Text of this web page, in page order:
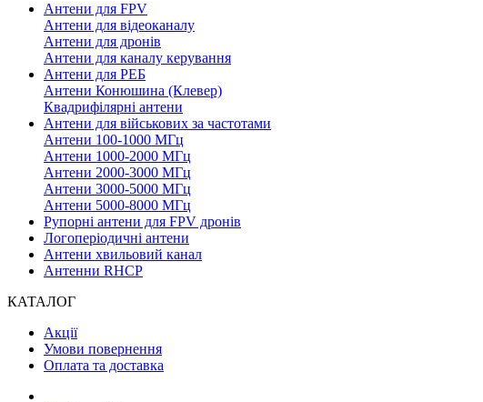
Антени для FPV
Антени для відеоканалу
Антени для дронів
Антени для каналу керування
Антени для РЕБ
Антени Конюшина (Клевер)
Квадрифілярні антени
Антени для військових за частотами
Антени 100-1000 МГц
Антени 1000-2000 МГц
Антени 2000-3000 МГц
Антени 3000-5000 МГц
Антени 5000-8000 МГц
Рупорні антени для FPV дронів
Логоперіодичні антени
Антени хвильовий канал
Антенни RHCP
КАТАЛОГ
Акції
Умови повернення
Оплата та доставка